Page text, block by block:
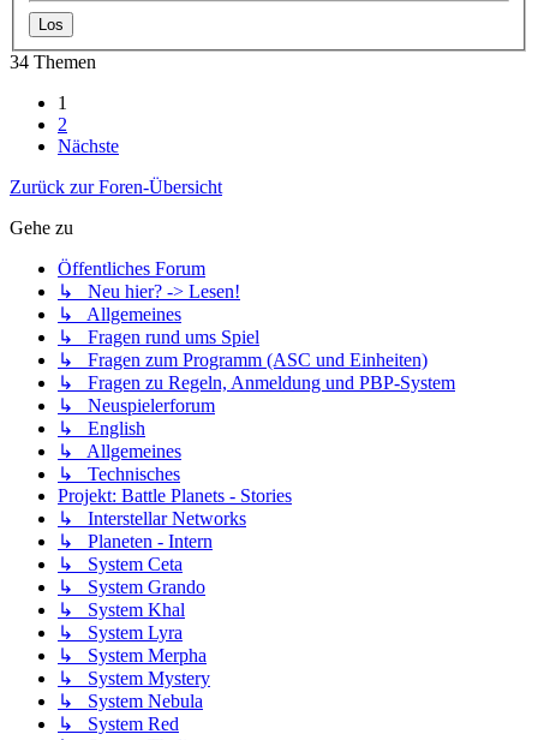
34 Themen
1
2
Nächste
Zurück zur Foren-Übersicht
Gehe zu
Öffentliches Forum
↳ Neu hier? -> Lesen!
↳ Allgemeines
↳ Fragen rund ums Spiel
↳ Fragen zum Programm (ASC und Einheiten)
↳ Fragen zu Regeln, Anmeldung und PBP-System
↳ Neuspielerforum
↳ English
↳ Allgemeines
↳ Technisches
Projekt: Battle Planets - Stories
↳ Interstellar Networks
↳ Planeten - Intern
↳ System Ceta
↳ System Grando
↳ System Khal
↳ System Lyra
↳ System Merpha
↳ System Mystery
↳ System Nebula
↳ System Red